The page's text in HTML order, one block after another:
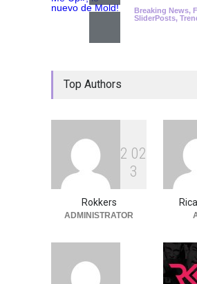
Breaking News,
SliderPosts,
Top Authors
2 02
3
Rokkers
ADMINISTRATOR